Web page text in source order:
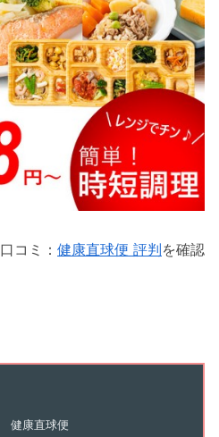
口コミ： 健康直球便 評判を確認
健康直球便